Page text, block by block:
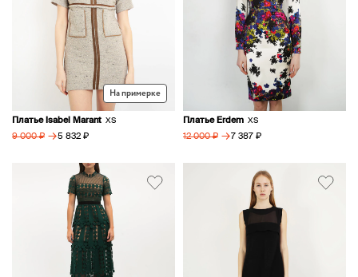
На примерке
Платье Isabel Marant XS
9 000 ₽ → 5 832 ₽
Платье Erdem XS
12 000 ₽ → 7 387 ₽